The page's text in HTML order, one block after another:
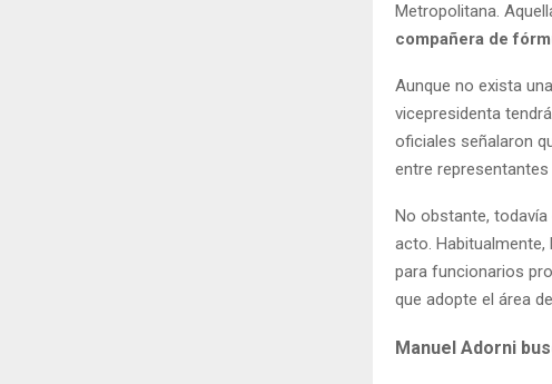
Metropolitana.
compañera de
Aunque no exista
vicepresidenta
oficiales señalaron
entre representantes
No obstante,
acto.
para funcionarios
que adopte el área
Manuel Adorni